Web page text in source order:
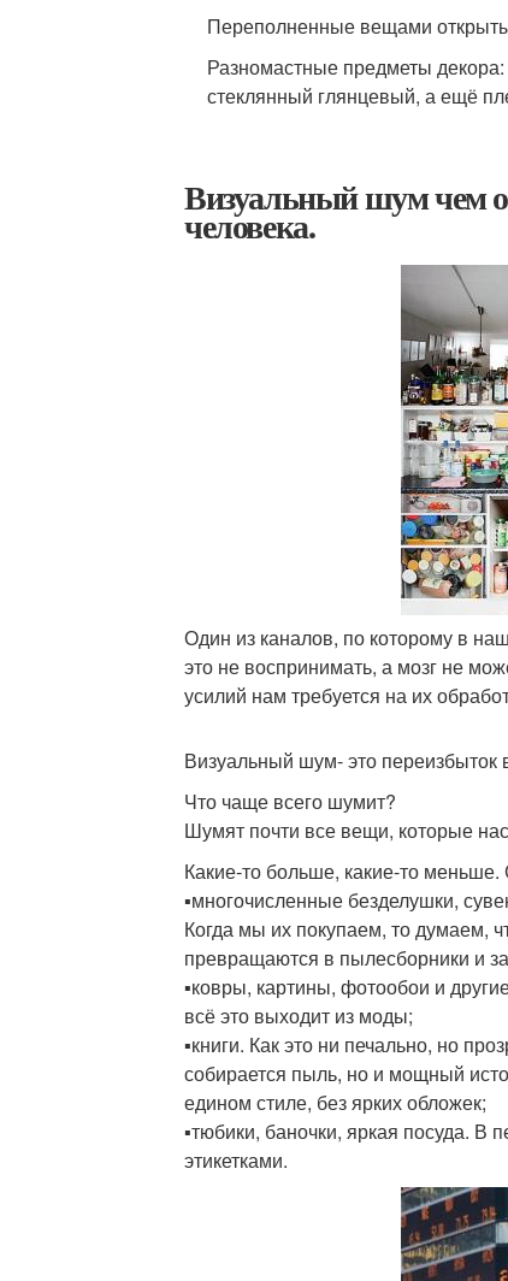
Переполненные вещами
Разномастные предметы
стеклянный глянцевый, а ещё
Визуальный шум чем
человека.
Один из каналов, по которому в
это не воспринимать, а мозг не
усилий нам требуется на их
Визуальный шум- это
Что чаще всего шумит?
Шумят почти все вещи, которые
Какие-то больше, какие-то
▪️многочисленные безделушки,
Когда мы их покупаем, то думаем,
превращаются в пылесборники и
▪️ковры, картины, фотообои и
всё это выходит из моды;
▪️книги. Как это ни печально, но
собирается пыль, но и мощный
едином стиле, без ярких обложек;
▪️тюбики, баночки, яркая посуда. В
этикетками.